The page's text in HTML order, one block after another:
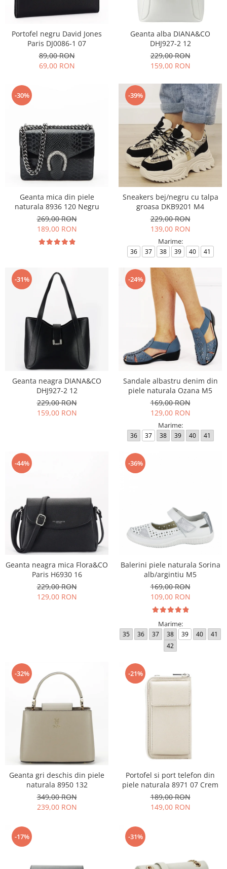
Incaltamine primavara-vara piele
Imbracaminte
Camasi si topuri
Blugi si pantaloni
Pulovere si cardigane
Rochii
Salopete
Portofel negru David Jones
Paris DJ0086-1 07
89,00 RON
69,00 RON
Geanta alba DIANA&CO
DHJ927-2 12
229,00 RON
159,00 RON
-30%
Geanta mica din piele
naturala 8936 120 Negru
269,00 RON
189,00 RON
-39%
Sneakers bej/negru cu talpa
groasa DKB9201 M4
229,00 RON
139,00 RON
Marime:
36 37 38 39 40 41
-31%
Geanta neagra DIANA&CO
DHJ927-2 12
229,00 RON
159,00 RON
-24%
Sandale albastru denim din
piele naturala Ozana M5
169,00 RON
129,00 RON
Marime:
36 37 38 39 40 41
-44%
Geanta neagra mica Flora&CO
Paris H6930 16
229,00 RON
129,00 RON
-36%
Balerini piele naturala Sorina
alb/argintiu M5
169,00 RON
109,00 RON
Marime:
35 36 37 38 39 40
41
42
-32%
Geanta gri deschis din piele
naturala 8950 132
349,00 RON
239,00 RON
-21%
Portofel si port telefon din
piele naturala 8971 07 Crem
189,00 RON
149,00 RON
-17% -31%